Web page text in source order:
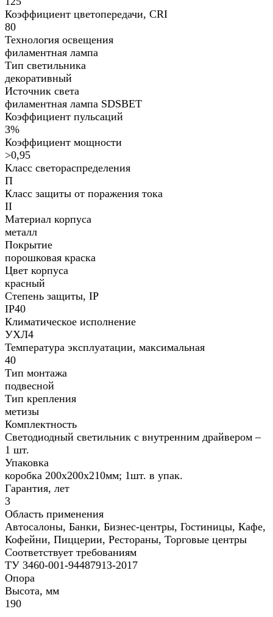
Коэффициент цветопередачи, CRI
80
Технология освещения
филаментная лампа
Тип светильника
декоративный
Источник света
филаментная лампа SDSBET
Коэффициент пульсаций
3%
Коэффициент мощности
>0,95
Класс светораспределения
П
Класс защиты от поражения тока
II
Материал корпуса
металл
Покрытие
порошковая краска
Цвет корпуса
красный
Степень защиты, IP
IP40
Климатическое исполнение
УХЛ4
Температура эксплуатации, максимальная
40
Тип монтажа
подвесной
Тип крепления
метизы
Комплектность
Светодиодный светильник с внутренним драйвером –
1 шт.
Упаковка
коробка 200х200х210мм; 1шт. в упак.
Гарантия, лет
3
Область применения
Автосалоны, Банки, Бизнес-центры, Гостиницы, Кафе,
Кофейни, Пиццерии, Рестораны, Торговые центры
Соответствует требованиям
ТУ 3460-001-94487913-2017
Опора
Высота, мм
190